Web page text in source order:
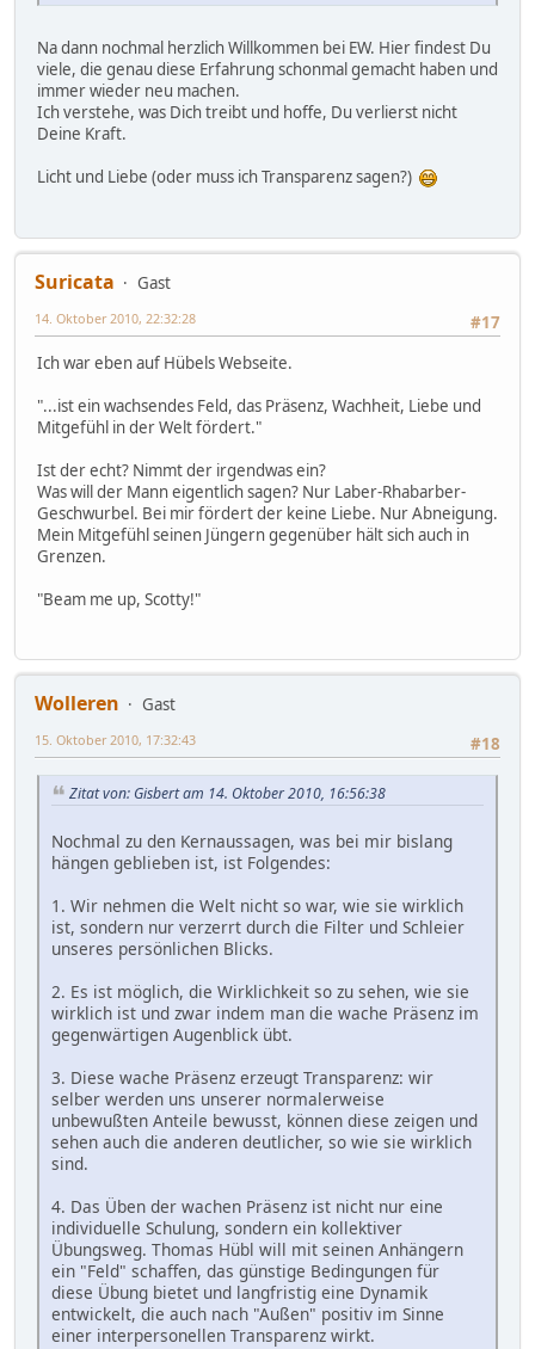
Na dann nochmal herzlich Willkommen bei EW. Hier findest Du
viele, die genau diese Erfahrung schonmal gemacht haben und
immer wieder neu machen.
Ich verstehe, was Dich treibt und hoffe, Du verlierst nicht
Deine Kraft.
Licht und Liebe (oder muss ich Transparenz sagen?)
Suricata
Gast
#17
14. Oktober 2010, 22:32:28
Ich war eben auf Hübels Webseite.
"...ist ein wachsendes Feld, das Präsenz, Wachheit, Liebe und
Mitgefühl in der Welt fördert."
Ist der echt? Nimmt der irgendwas ein?
Was will der Mann eigentlich sagen? Nur Laber-Rhabarber-
Geschwurbel. Bei mir fördert der keine Liebe. Nur Abneigung.
Mein Mitgefühl seinen Jüngern gegenüber hält sich auch in
Grenzen.
"Beam me up, Scotty!"
Wolleren
Gast
#18
15. Oktober 2010, 17:32:43
Zitat von: Gisbert am 14. Oktober 2010, 16:56:38
Nochmal zu den Kernaussagen, was bei mir bislang
hängen geblieben ist, ist Folgendes:
1. Wir nehmen die Welt nicht so war, wie sie wirklich
ist, sondern nur verzerrt durch die Filter und Schleier
unseres persönlichen Blicks.
2. Es ist möglich, die Wirklichkeit so zu sehen, wie sie
wirklich ist und zwar indem man die wache Präsenz im
gegenwärtigen Augenblick übt.
3. Diese wache Präsenz erzeugt Transparenz: wir
selber werden uns unserer normalerweise
unbewußten Anteile bewusst, können diese zeigen und
sehen auch die anderen deutlicher, so wie sie wirklich
sind.
4. Das Üben der wachen Präsenz ist nicht nur eine
individuelle Schulung, sondern ein kollektiver
Übungsweg. Thomas Hübl will mit seinen Anhängern
ein "Feld" schaffen, das günstige Bedingungen für
diese Übung bietet und langfristig eine Dynamik
entwickelt, die auch nach "Außen" positiv im Sinne
einer interpersonellen Transparenz wirkt.